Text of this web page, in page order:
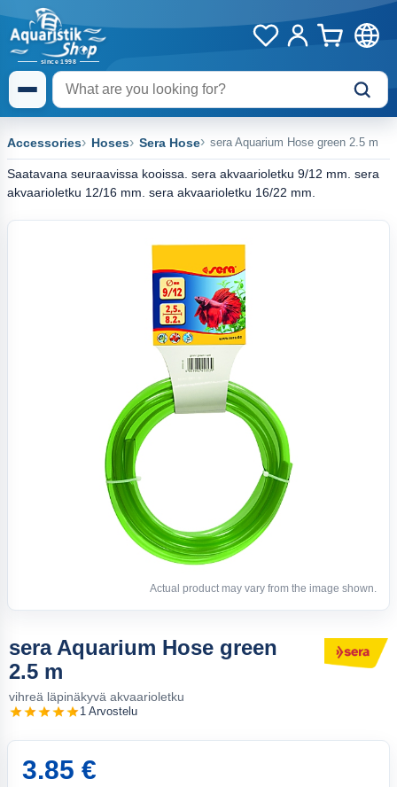
Accessories Hoses Sera Hose sera Aquarium Hose green 2.5 m
Saatavana seuraavissa kooissa. sera akvaarioletku 9/12 mm. sera
akvaarioletku 12/16 mm. sera akvaarioletku 16/22 mm.
Actual product may vary from the image shown.
sera Aquarium Hose green
2.5 m
vihreä läpinäkyvä akvaarioletku
1 Arvostelu
3.85 €